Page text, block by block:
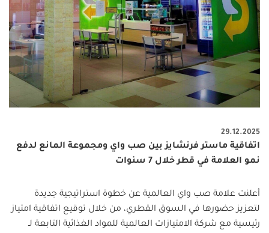
29.12.2025
اتفاقية ماستر فرنشايز بين صب واي ومجموعة المانع لدفع
نمو العلامة في قطر خلال 7 سنوات
أعلنت علامة صب واي العالمية عن خطوة استراتيجية جديدة
لتعزيز حضورها في السوق القطري، من خلال توقيع اتفاقية امتياز
رئيسية مع شركة الامتيازات العالمية للمواد الغذائية التابعة لـ